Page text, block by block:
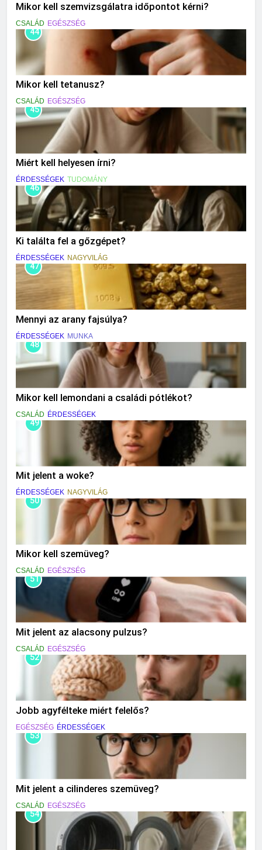
Mikor kell szemvizsgálatra időpontot kérni?
CSALÁD EGÉSZSÉG
44
Mikor kell tetanusz?
CSALÁD EGÉSZSÉG
45
Miért kell helyesen írni?
ÉRDESSÉGEK TUDOMÁNY
46
Ki találta fel a gőzgépet?
ÉRDESSÉGEK NAGYVILÁG
47
Mennyi az arany fajsúlya?
ÉRDESSÉGEK MUNKA
48
Mikor kell lemondani a családi pótlékot?
CSALÁD ÉRDESSÉGEK
49
Mit jelent a woke?
ÉRDESSÉGEK NAGYVILÁG
50
Mikor kell szemüveg?
CSALÁD EGÉSZSÉG
51
Mit jelent az alacsony pulzus?
CSALÁD EGÉSZSÉG
52
Jobb agyfélteke miért felelős?
EGÉSZSÉG ÉRDESSÉGEK
53
Mit jelent a cilinderes szemüveg?
CSALÁD EGÉSZSÉG
54